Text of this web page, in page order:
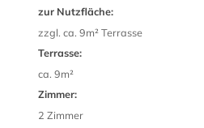
zur Nutzfläche:
zzgl. ca. 9m² Terrasse
Terrasse:
ca. 9m²
Zimmer:
2 Zimmer